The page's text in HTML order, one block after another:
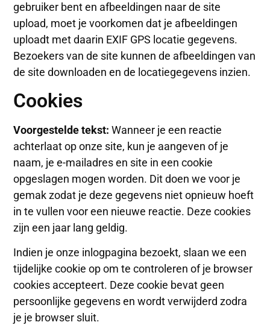
gebruiker bent en afbeeldingen naar de site
upload, moet je voorkomen dat je afbeeldingen
uploadt met daarin EXIF GPS locatie gegevens.
Bezoekers van de site kunnen de afbeeldingen van
de site downloaden en de locatiegegevens inzien.
Cookies
Voorgestelde tekst:Wanneer je een reactie
achterlaat op onze site, kun je aangeven of je
naam, je e-mailadres en site in een cookie
opgeslagen mogen worden. Dit doen we voor je
gemak zodat je deze gegevens niet opnieuw hoeft
in te vullen voor een nieuwe reactie. Deze cookies
zijn een jaar lang geldig.
Indien je onze inlogpagina bezoekt, slaan we een
tijdelijke cookie op om te controleren of je browser
cookies accepteert. Deze cookie bevat geen
persoonlijke gegevens en wordt verwijderd zodra
je je browser sluit.